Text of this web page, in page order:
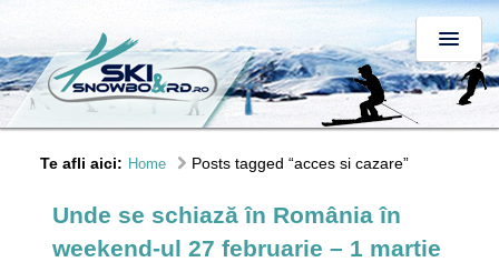
Te afli aici: Home Posts tagged “acces si cazare”
Unde se schiază în România în
weekend-ul 27 februarie – 1 martie